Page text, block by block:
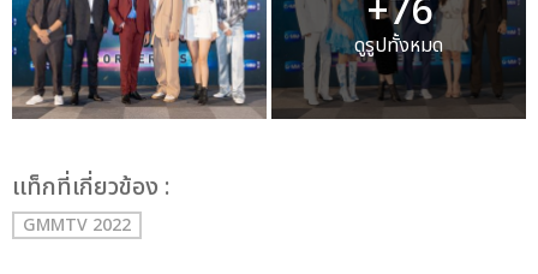
+76
ดูรูปทั้งหมด
เเท็กที่เกี่ยวข้อง :
GMMTV 2022